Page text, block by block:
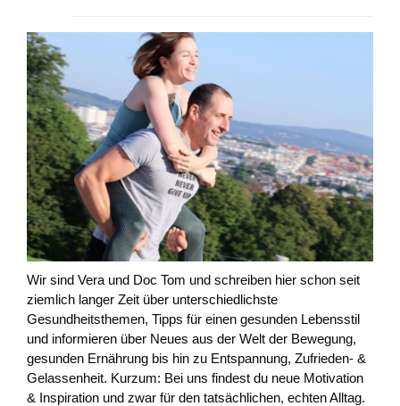
Wir sind Vera und Doc Tom und schreiben hier schon seit
ziemlich langer Zeit über unterschiedlichste
Gesundheitsthemen, Tipps für einen gesunden Lebensstil
und informieren über Neues aus der Welt der Bewegung,
gesunden Ernährung bis hin zu Entspannung, Zufrieden- &
Gelassenheit. Kurzum: Bei uns findest du neue Motivation
& Inspiration und zwar für den tatsächlichen, echten Alltag.